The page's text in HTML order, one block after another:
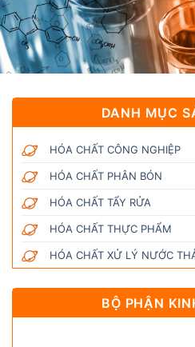
DANH MỤC
HÓA CHẤT CÔNG NGHIỆP
HÓA CHẤT PHÂN BÓN
HÓA CHẤT TẨY RỬA
HÓA CHẤT THỰC PHẨM
HÓA CHẤT XỬ LÝ NƯỚC
BỘ PHẬN